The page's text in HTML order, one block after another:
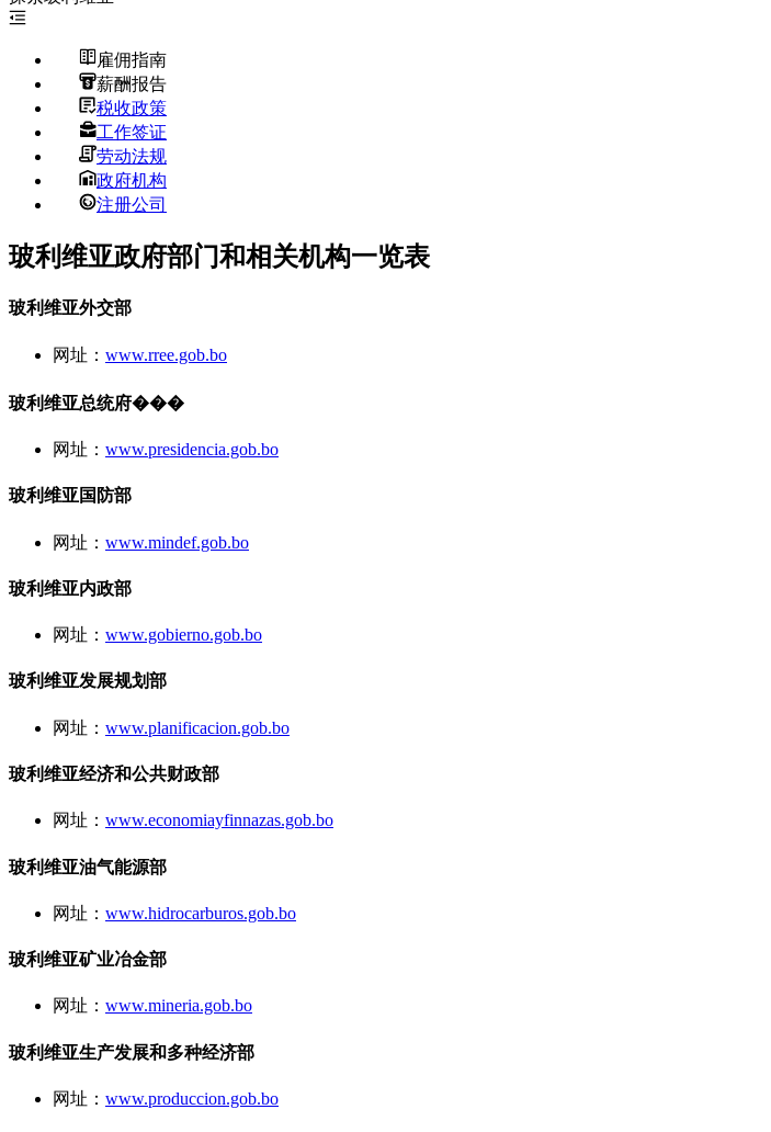
雇佣指南
薪酬报告
税收政策
工作签证
劳动法规
政府机构
注册公司
玻利维亚政府部门和相关机构一览表
玻利维亚外交部
网址： www.rree.gob.bo
玻利维亚总统府���
网址： www.presidencia.gob.bo
玻利维亚国防部
网址： www.mindef.gob.bo
玻利维亚内政部
网址： www.gobierno.gob.bo
玻利维亚发展规划部
网址： www.planificacion.gob.bo
玻利维亚经济和公共财政部
网址： www.economiayfinnazas.gob.bo
玻利维亚油气能源部
网址： www.hidrocarburos.gob.bo
玻利维亚矿业冶金部
网址： www.mineria.gob.bo
玻利维亚生产发展和多种经济部
网址： www.produccion.gob.bo